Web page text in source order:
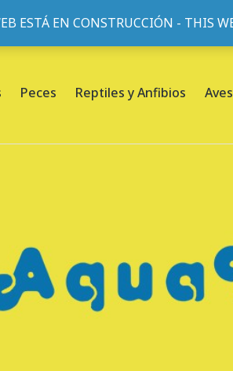
ESTÁ EN CONSTRUCCIÓN - THIS
Barcelona |Sobre nosotros
Peces Reptiles y Anfibios Aves